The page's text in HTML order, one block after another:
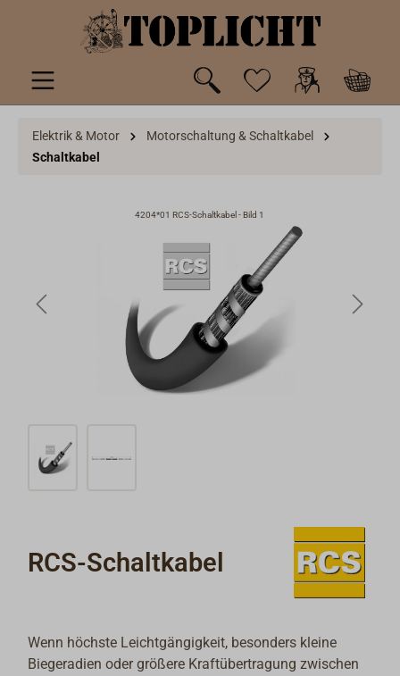
springen
Elektrik & Motor
Motorschaltung & Schaltkabel
Schaltkabel
4204*01 RCS-Schaltkabel - Bild 1
RCS-Schaltkabel
Wenn höchste Leichtgängigkeit, besonders kleine
Biegeradien oder größere Kraftübertragung zwischen